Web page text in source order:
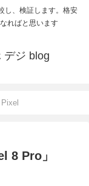
し、検証します。格安
ればと思います
デジ blog
8 Pro」